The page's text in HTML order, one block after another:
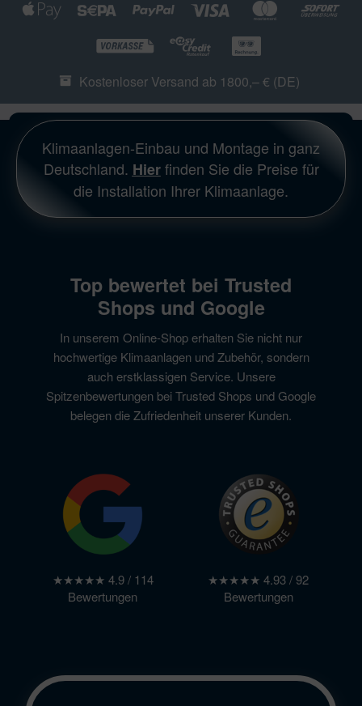
Kostenloser Versand ab 1800,– € (DE)
Klimaanlagen-Einbau und Montage in ganz
Deutschland. Hierfinden Sie die Preise für
die Installation Ihrer Klimaanlage.
Top bewertet bei Trusted
Shops und Google
In unserem Online-Shop erhalten Sie nicht nur
hochwertige Klimaanlagen und Zubehör, sondern
auch erstklassigen Service. Unsere
Spitzenbewertungen bei Trusted Shops und Google
belegen die Zufriedenheit unserer Kunden.
★★★★★ 4.9 / 114
Bewertungen
★★★★★ 4.93 / 92
Bewertungen